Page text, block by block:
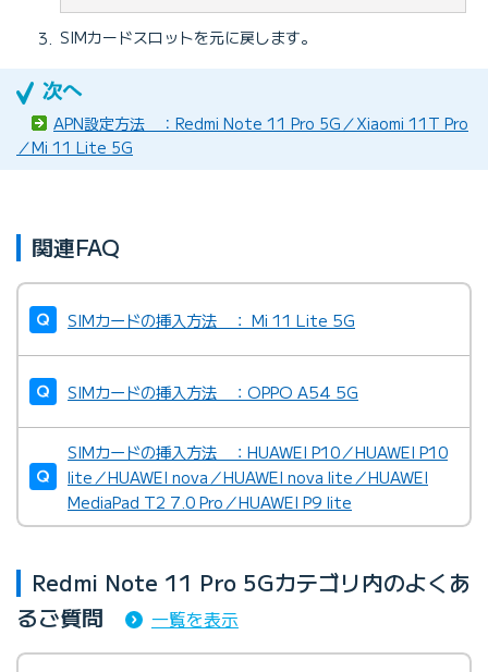
SIMカードスロットを元に戻します。
APN設定方法 ：Redmi Note 11 Pro 5G／Xiaomi 11T Pro
／Mi 11 Lite 5G
関連FAQ
SIMカードの挿入方法 ： Mi 11 Lite 5G
SIMカードの挿入方法 ：OPPO A54 5G
SIMカードの挿入方法 ：HUAWEI P10／HUAWEI P10
lite／HUAWEI nova／HUAWEI nova lite／HUAWEI
MediaPad T2 7.0 Pro／HUAWEI P9 lite
Redmi Note 11 Pro 5Gカテゴリ内のよくあ
るご質問
一覧を表示